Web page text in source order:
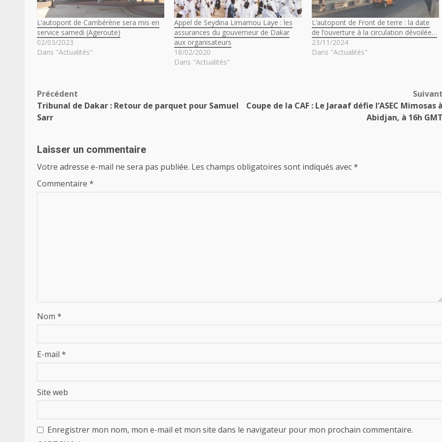
L’autopont de Cambérène sera mis en
service samedi (Ageroute)
02/03/2023
Dans "Actualités"
Appel de Seydina Limamou Laye : les
assurances du gouverneur de Dakar
aux organisateurs
18/02/2020
Dans "Actualités"
L’autopont de Front de terre : la date
de l’ouverture à la circulation dévoilée…
23/11/2024
Dans "Actualités"
Navigation
d’article
Précédent
Tribunal de Dakar : Retour de parquet pour Samuel
Sarr
Suivant
Coupe de la CAF : Le Jaraaf défie l’ASEC Mimosas à
Abidjan, à 16h GMT
Laisser un commentaire
Votre adresse e-mail ne sera pas publiée. Les champs obligatoires sont indiqués avec*
Commentaire *
Nom *
E-mail *
Site web
Enregistrer mon nom, mon e-mail et mon site dans le navigateur pour mon prochain commentaire.